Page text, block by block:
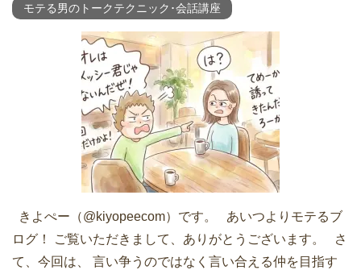
モテる男のトークテクニック･会話講座
きよぺー（@kiyopeecom）です。 あいつよりモテるブ
ログ！ ご覧いただきまして、ありがとうございます。 さ
て、今回は、 言い争うのではなく言い合える仲を目指す